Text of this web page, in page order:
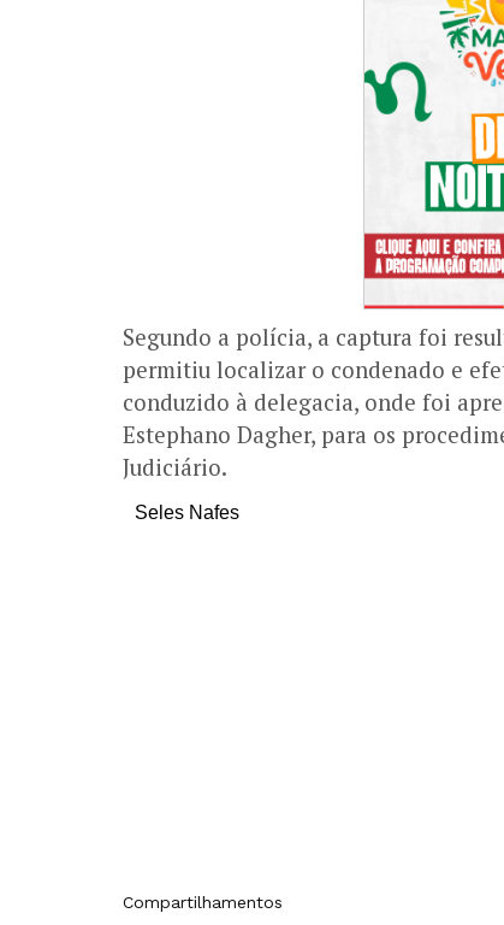
Segundo a polícia, a captura foi
permitiu localizar o condenado e
conduzido à delegacia, onde foi
Estephano Dagher, para os
Judiciário.
Seles Nafes
Compartilhamentos